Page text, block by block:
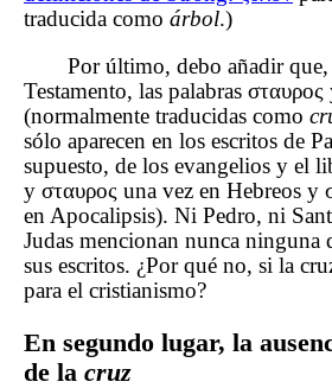
traducida como árbol.)
Por último, debo añadir
Testamento, las palabras
(normalmente traducidas como
sólo aparecen en los escritos de
supuesto, de los evangelios y el
y σταυρος una vez en Hebreos y
en Apocalipsis). Ni Pedro, ni
Judas mencionan nunca ninguna
sus escritos. ¿Por qué no, si la
para el cristianismo?
En segundo lugar, la
de la cruz